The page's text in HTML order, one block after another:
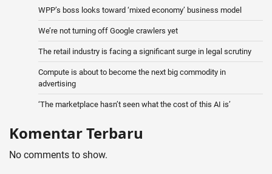
WPP’s boss looks toward ‘mixed economy’ business model
We’re not turning off Google crawlers yet
The retail industry is facing a significant surge in legal scrutiny
Compute is about to become the next big commodity in
advertising
‘The marketplace hasn’t seen what the cost of this AI is’
Komentar Terbaru
No comments to show.